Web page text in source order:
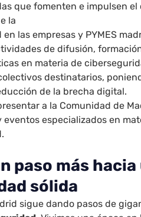
que fomenten e impulsen el
la
las empresas y PYMES
de difusión,
en materia de
destinatarios,
de la brecha digital.
a la Comunidad de
eventos especializados en
paso más hacia
sólida
sigue dando pasos de